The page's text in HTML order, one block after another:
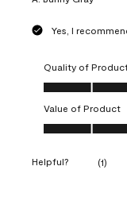
Yes, I
Quality of
Quality of
Value of Product
Value of Product,
Helpful? (1)